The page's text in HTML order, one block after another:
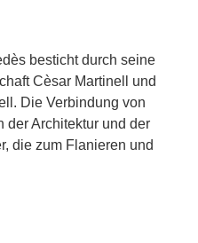
besticht durch seine
Cèsar Martinell und
Die Verbindung von
der Architektur und der
die zum Flanieren und